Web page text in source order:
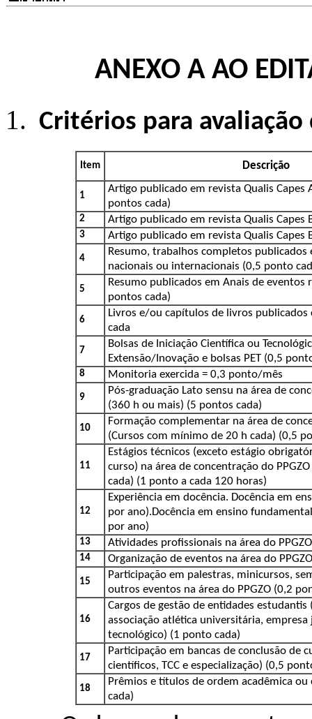
ANEXO A AO
Critérios para
Item Descrição
1
Artigo publicado em revista Qualis Capes
pontos cada)
2 Artigo publicado em revista Qualis Capes
3 Artigo publicado em revista Qualis Capes
4
Resumo, trabalhos completos publicados
nacionais ou internacionais (0,5 ponto
5
Resumo publicados em Anais de eventos
pontos cada)
6
Livros e/ou capítulos de livros publicados
cada
7
Bolsas de Iniciação Científica ou
Extensão/Inovação e bolsas PET (0,5
8 Monitoria exercida = 0,3 ponto/mês
9
Pós-graduação Lato sensu na área de
(360 h ou mais) (5 pontos cada)
10
Formação complementar na área de
(Cursos com mínimo de 20 h cada) (0,5
11
Estágios técnicos (exceto estágio
curso) na área de concentração do
cada) (1 ponto a cada 120 horas)
12
Experiência em docência. Docência em
por ano).Docência em ensino
por ano)
13 Atividades profissionais na área do
14 Organização de eventos na área do
15
Participação em palestras, minicursos,
outros eventos na área do PPGZO (0,2
16
Cargos de gestão de entidades estudantis
associação atlética universitária,
tecnológico) (1 ponto cada)
17
Participação em bancas de conclusão de
científicos, TCC e especialização) (0,5
18
Prêmios e títulos de ordem acadêmica
cada)